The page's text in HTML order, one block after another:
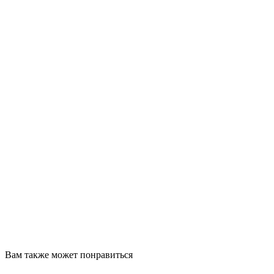
Вам также может понравиться